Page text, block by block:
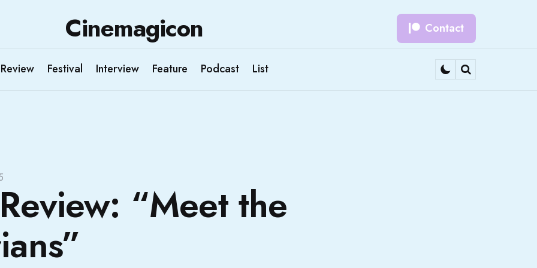
Cinemagicon Contact
Review Festival Interview Feature Podcast
List
“Meet the